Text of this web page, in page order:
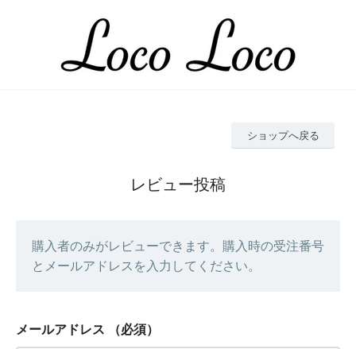
ショップへ戻る
レビュー投稿
購入者のみがレビューできます。購入時の受注番号
とメールアドレスを入力してください。
メールアドレス （必須）